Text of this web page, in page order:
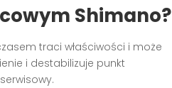
Shimano?
traci właściwości i może
i destabilizuje punkt